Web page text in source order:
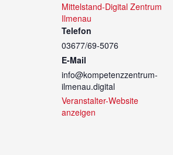
Mittelstand-Digital Zentrum
Ilmenau
Telefon
03677/69-5076
E-Mail
info@kompetenzzentrum-
ilmenau.digital
Veranstalter-Website
anzeigen